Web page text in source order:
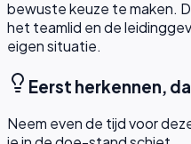
bewuste keuze te maken.
het teamlid en de
eigen situatie.
Eerst herkennen,
Neem even de tijd voor